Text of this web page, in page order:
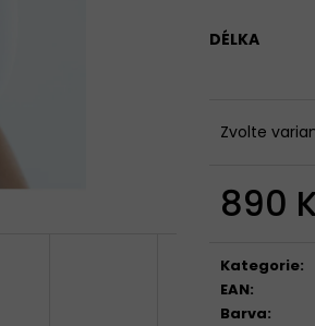
DÉLKA
Zvolte
890
Kategorie:
EAN:
Barva: